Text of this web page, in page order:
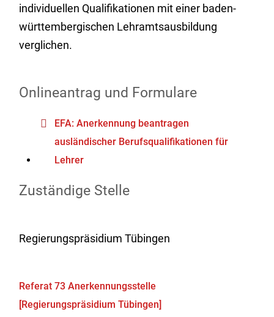
individuellen Qualifi­kationen mit einer baden-
württembergischen Lehramtsausbildung
verglichen.
Onlineantrag und Formulare
EFA: Anerkennung beantragen
ausländischer Berufsqualifikationen für
Lehrer
Zuständige Stelle
Regierungspräsidium Tübingen
Referat 73 Anerkennungsstelle
[Regierungspräsidium Tübingen]